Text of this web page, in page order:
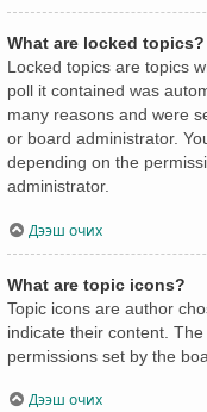
What are locked topics?
Locked topics are topics
poll it contained was
many reasons and were
or board administrator.
depending on the
administrator.
Дээш очих
What are topic icons?
Topic icons are author
indicate their content.
permissions set by the
Дээш очих